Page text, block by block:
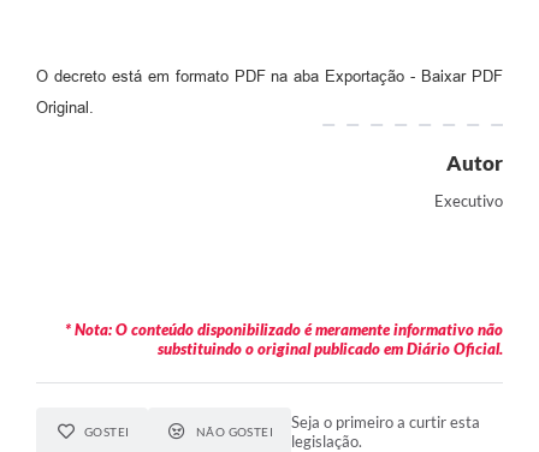
O decreto está em formato PDF na aba Exportação - Baixar PDF
Original.
Autor
Executivo
* Nota: O conteúdo disponibilizado é meramente informativo não
substituindo o original publicado em Diário Oficial.
GOSTEI NÃO GOSTEI
Seja o primeiro a curtir esta
legislação.